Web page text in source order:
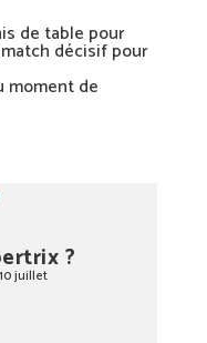
de table pour
décisif pour
moment de
?
juillet